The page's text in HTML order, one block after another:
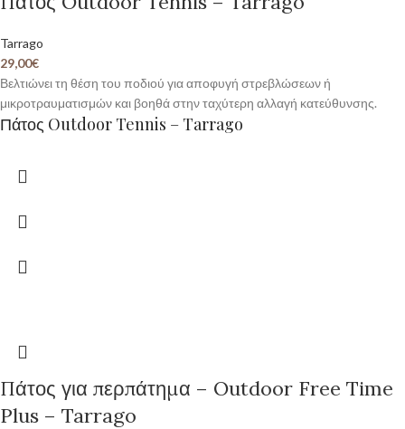
Tarrago
29,00€
Βελτιώνει τη θέση του ποδιού για αποφυγή στρεβλώσεων ή
μικροτραυματισμών και βοηθά στην ταχύτερη αλλαγή κατεύθυνσης.
Πάτος Outdoor Tennis – Tarrago
Πάτος για περπάτημα – Outdoor Free Time
Plus – Tarrago